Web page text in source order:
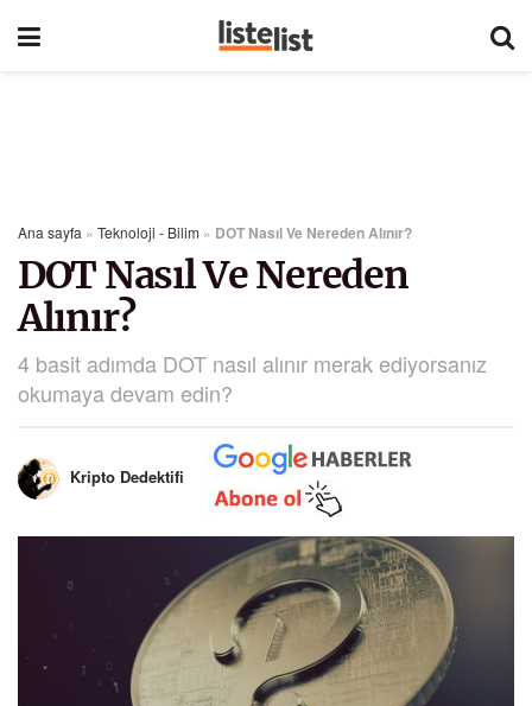
Ana sayfa » Teknoloji - Bilim » DOT Nasıl Ve Nereden Alınır?
DOT Nasıl Ve Nereden
Alınır?
4 basit adımda DOT nasıl alınır merak ediyorsanız
okumaya devam edin?
Kripto Dedektifi